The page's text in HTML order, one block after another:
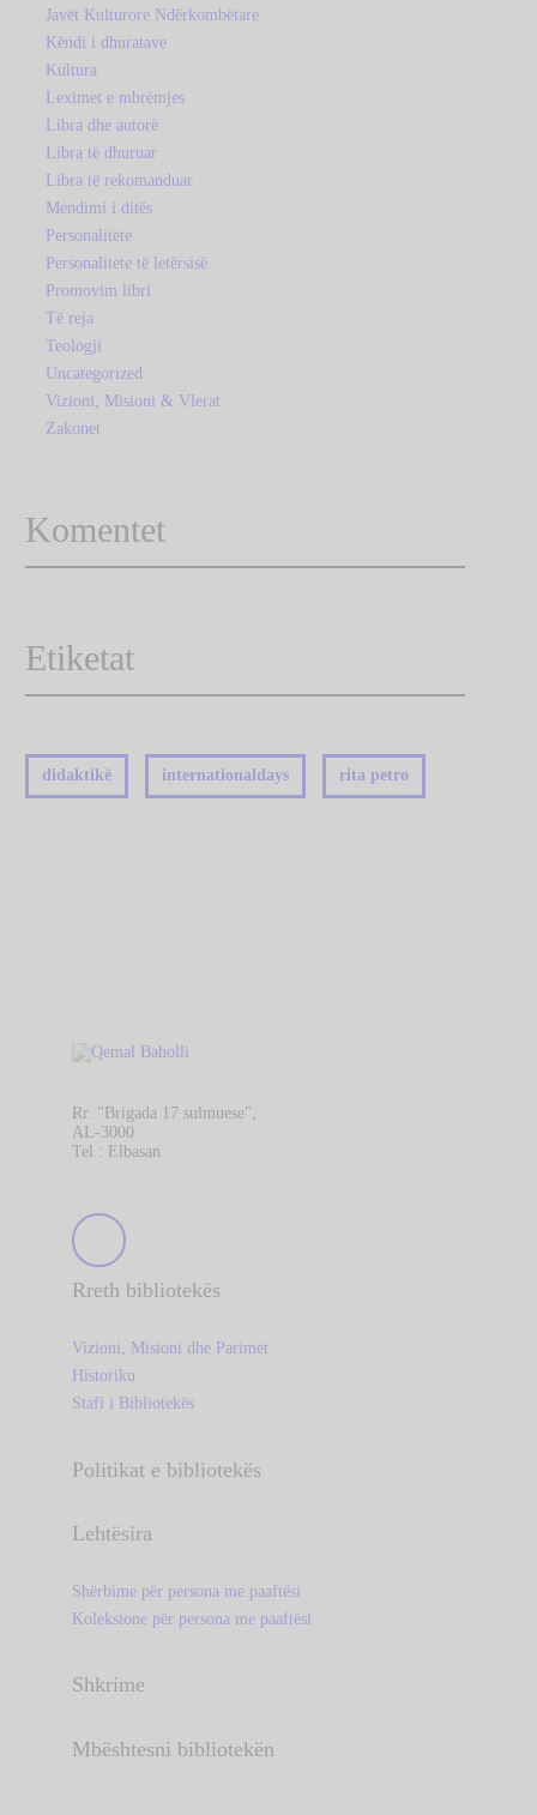
Javët Kulturore Ndërkombëtare
Këndi i dhuratave
Kultura
Leximet e mbrëmjes
Libra dhe autorë
Libra të dhuruar
Libra të rekomanduar
Mendimi i ditës
Personalitete
Personalitete të letërsisë
Promovim libri
Të reja
Teologji
Uncategorized
Vizioni, Misioni & Vlerat
Zakonet
Komentet
Etiketat
didaktikë internationaldays rita petro
Rr. "Brigada 17 sulmuese",
AL-3000
Tel : Elbasan
Rreth bibliotekës
Vizioni, Misioni dhe Parimet
Historiku
Stafi i Bibliotekës
Politikat e bibliotekës
Lehtësira
Shërbime për persona me paaftësi
Koleksione për persona me paaftësi
Shkrime
Mbështesni bibliotekën